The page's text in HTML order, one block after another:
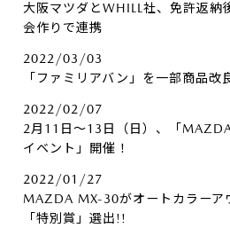
大阪マツダとWHILL社、免許返納
会作りで連携
2022/03/03
「ファミリアバン」を一部商品改
2022/02/07
2月11日～13日（日）、「
イベント」開催！
2022/01/27
MAZDA MX-30がオートカラーア
「特別賞」選出!!